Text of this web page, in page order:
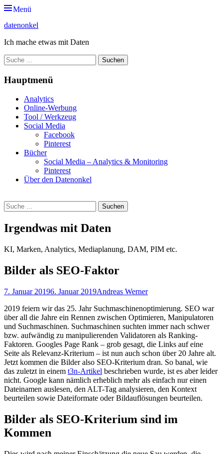
Zum
springen
Menü
datenonkel
Ich mache etwas mit Daten
Suche
nach:
Hauptmenü
Analytics
Online-Werbung
Tool / Werkzeug
Social Media
Facebook
Pinterest
Bücher
Social Media – Analytics & Monitoring
Pinterest
Über den Datenonkel
Suche
nach:
Irgendwas mit Daten
KI, Marken, Analytics, Mediaplanung, DAM, PIM etc.
Bilder als SEO-Faktor
Posted
7. Januar 20196. Januar 2019Autor
Andreas Werner
2019 feiern wir das 25. Jahr Suchmaschinenoptimierung. SEO war
über all die Jahre ein Rennen zwischen Optimieren, Manipulatoren
und Suchmaschinen. Suchmaschinen suchten immer nach schwer
bzw. aufwändig zu manipulierenden Validatoren als Ranking-
Faktoren. Googles Page Rank – grob gesagt, die Links auf eine
Seite als Relevanz-Kriterium – ist nun auch schon über 20 Jahre alt.
Jetzt kommen die Bilder also SEO-Kriterium dran. So banal, wie
das zuletzt in einem t3n-Artikel beschrieben wurde, ist es aber leider
nicht. Google kann nämlich erheblich mehr als einfach nur einen
Dateinamen auslesen, den ALT-Tag analysieren, den Kontext
beurteilen sowie Dateiformate oder Bildauflösungen beurteilen.
Bilder als SEO-Kriterium sind im
Kommen